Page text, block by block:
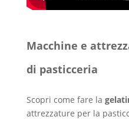
Macchine e
di pasticceria
Scopri come fare la
attrezzature per la